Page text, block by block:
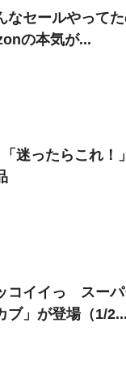
なセールやって
の本気が...
「迷ったらこれ
コイイっ スー
ブ」が登場（1/2...